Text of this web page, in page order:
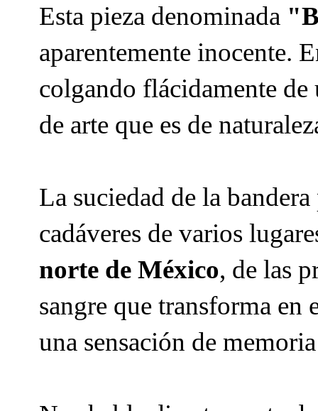
Esta pieza denominada
aparentemente inocente.
colgando flácidamente de
de arte que es de
La suciedad de la
cadáveres de varios
norte de México, de las
sangre que transforma en
una sensación de